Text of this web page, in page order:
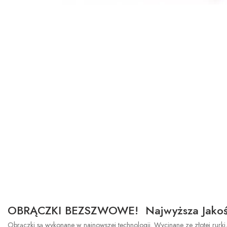
OBRĄCZKI BEZSZWOWE! Najwyższa
Obrączki są wykonane w najnowszej technologii. Wycinane ze złotej